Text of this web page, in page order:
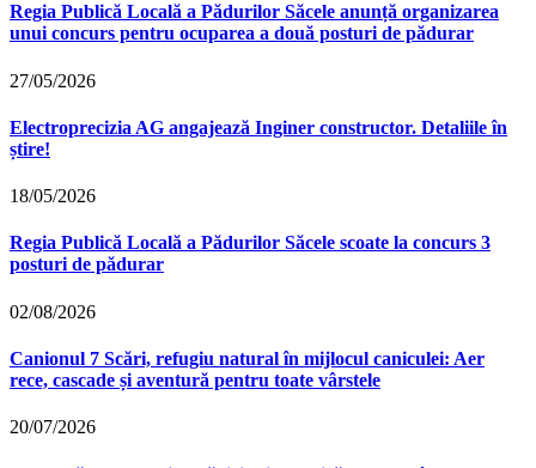
Regia Publică Locală a Pădurilor Săcele anunță organizarea
unui concurs pentru ocuparea a două posturi de pădurar
27/05/2026
Electroprecizia AG angajează Inginer constructor. Detaliile în
știre!
18/05/2026
Regia Publică Locală a Pădurilor Săcele scoate la concurs 3
posturi de pădurar
02/08/2026
Canionul 7 Scări, refugiu natural în mijlocul caniculei: Aer
rece, cascade și aventură pentru toate vârstele
20/07/2026